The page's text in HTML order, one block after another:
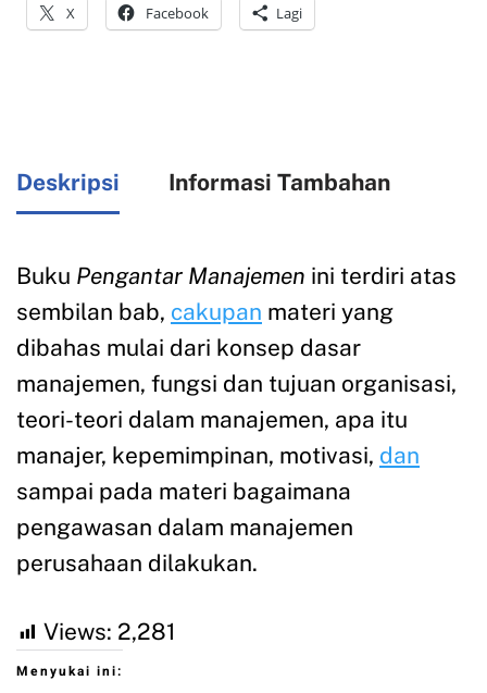
X Facebook Lagi
Deskripsi Informasi Tambahan
Buku Pengantar Manajemen ini terdiri atas
sembilan bab, cakupan materi yang
dibahas mulai dari konsep dasar
manajemen, fungsi dan tujuan organisasi,
teori-teori dalam manajemen, apa itu
manajer, kepemimpinan, motivasi, dan
sampai pada materi bagaimana
pengawasan dalam manajemen
perusahaan dilakukan.
Views: 2,281
Menyukai ini: